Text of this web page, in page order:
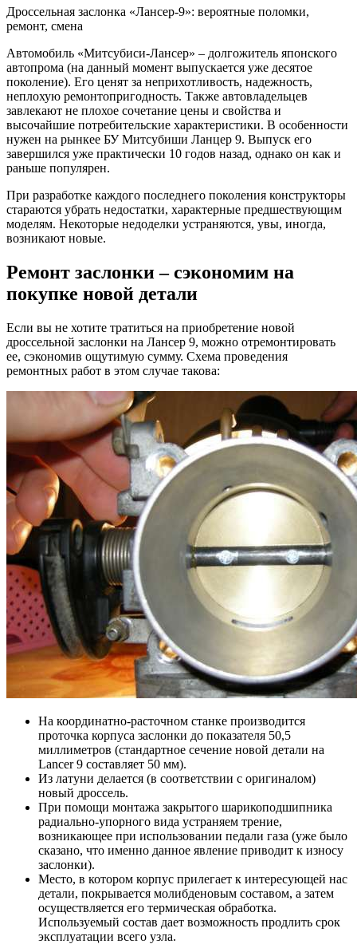
Дроссельная заслонка «Лансер-9»: вероятные поломки,
ремонт, смена
Автомобиль «Митсубиси-Лансер» – долгожитель японского
автопрома (на данный момент выпускается уже десятое
поколение). Его ценят за неприхотливость, надежность,
неплохую ремонтопригодность. Также автовладельцев
завлекают не плохое сочетание цены и свойства и
высочайшие потребительские характеристики. В особенности
нужен на рынкее БУ Митсубиши Ланцер 9. Выпуск его
завершился уже практически 10 годов назад, однако он как и
раньше популярен.
При разработке каждого последнего поколения конструкторы
стараются убрать недостатки, характерные предшествующим
моделям. Некоторые недоделки устраняются, увы, иногда,
возникают новые.
Ремонт заслонки – сэкономим на
покупке новой детали
Если вы не хотите тратиться на приобретение новой
дроссельной заслонки на Лансер 9, можно отремонтировать
ее, сэкономив ощутимую сумму. Схема проведения
ремонтных работ в этом случае такова:
На координатно-расточном станке производится
проточка корпуса заслонки до показателя 50,5
миллиметров (стандартное сечение новой детали на
Lancer 9 составляет 50 мм).
Из латуни делается (в соответствии с оригиналом)
новый дроссель.
При помощи монтажа закрытого шарикоподшипника
радиально-упорного вида устраняем трение,
возникающее при использовании педали газа (уже было
сказано, что именно данное явление приводит к износу
заслонки).
Место, в котором корпус прилегает к интересующей нас
детали, покрывается молибденовым составом, а затем
осуществляется его термическая обработка.
Используемый состав дает возможность продлить срок
эксплуатации всего узла.